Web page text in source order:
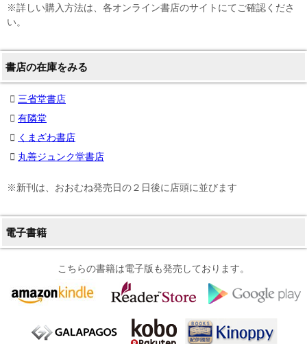
※詳しい購入方法は、各オンライン書店のサイトにてご確認くださ
い。
書店の在庫をみる
三省堂書店
有隣堂
くまざわ書店
丸善ジュンク堂書店
※新刊は、おおむね発売日の２日後に店頭に並びます
電子書籍
こちらの書籍は電子版も発売しております。